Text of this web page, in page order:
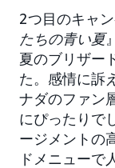
2つ目のキャン
たちの青い夏
夏のブリザー
た。感情に訴
ナダのファン
にぴったりで
ージメントの
ドメニューで